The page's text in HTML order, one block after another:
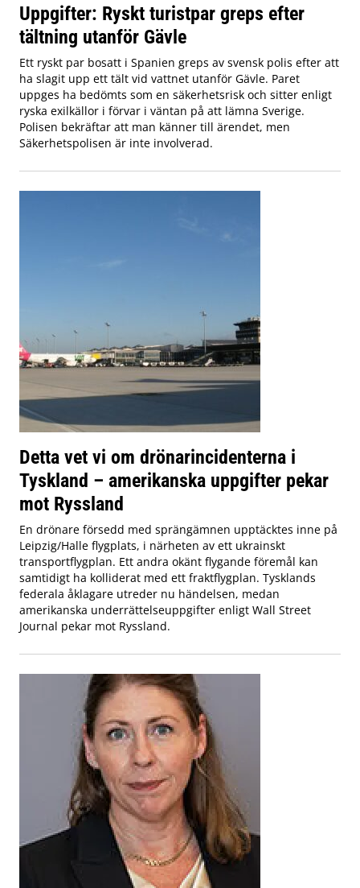
Uppgifter: Ryskt turistpar greps efter
tältning utanför Gävle
Ett ryskt par bosatt i Spanien greps av svensk polis efter att
ha slagit upp ett tält vid vattnet utanför Gävle. Paret
uppges ha bedömts som en säkerhetsrisk och sitter enligt
ryska exilkällor i förvar i väntan på att lämna Sverige.
Polisen bekräftar att man känner till ärendet, men
Säkerhetspolisen är inte involverad.
Detta vet vi om drönarincidenterna i
Tyskland – amerikanska uppgifter pekar
mot Ryssland
En drönare försedd med sprängämnen upptäcktes inne på
Leipzig/Halle flygplats, i närheten av ett ukrainskt
transportflygplan. Ett andra okänt flygande föremål kan
samtidigt ha kolliderat med ett fraktflygplan. Tysklands
federala åklagare utreder nu händelsen, medan
amerikanska underrättelseuppgifter enligt Wall Street
Journal pekar mot Ryssland.